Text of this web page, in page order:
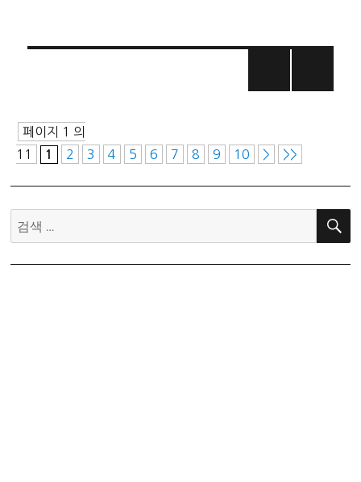
이
지
매
김
페이지 1 의
11
1 2 3 4 5 6 7 8 9 10 > >>
검
색:
검